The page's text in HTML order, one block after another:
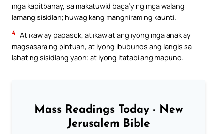
mga kapitbahay, sa makatuwid baga’y ng mga walang
lamang sisidlan; huwag kang manghiram ng kaunti.
4 At ikaw ay papasok, at ikaw at ang iyong mga anak ay
magsasara ng pintuan, at iyong ibubuhos ang langis sa
lahat ng sisidlang yaon; at iyong itatabi ang mapuno.
Mass Readings Today - New
Jerusalem Bible